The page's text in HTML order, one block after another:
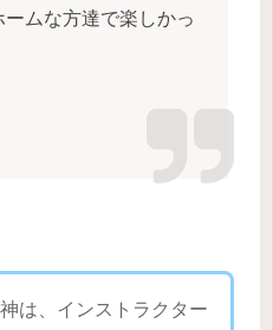
ムな方達で楽しかっ
は、インストラクター